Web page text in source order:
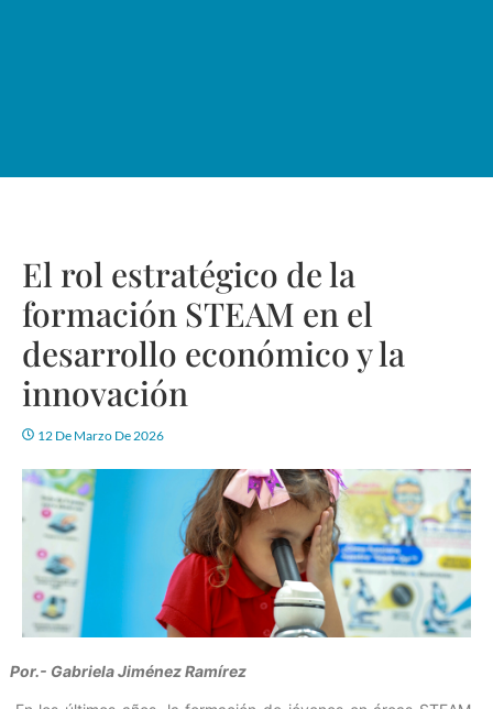
El rol estratégico de la
formación STEAM en el
desarrollo económico y la
innovación
12 De Marzo De 2026
Por.- Gabriela Jiménez Ramírez